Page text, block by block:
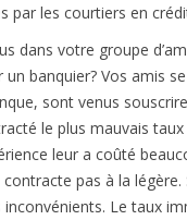
par les courtiers en
dans votre groupe
banquier? Vos amis
sont venus
le plus mauvais taux
leur a coûté
pas à la légère.
inconvénients. Le taux